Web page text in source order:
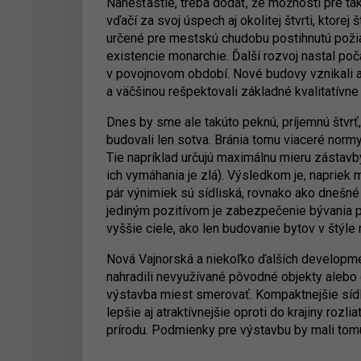
vďačí za svoj úspech aj okolitej štvrti, ktorej
určené pre mestskú chudobu postihnutú
existencie monarchie. Ďalší rozvoj nastal
v povojnovom období. Nové budovy
a väčšinou rešpektovali základné kvalitatívne
Dnes by sme ale takúto peknú, príjemnú
budovali len sotva. Bránia tomu viaceré
Tie napríklad určujú maximálnu mieru
ich vymáhania je zlá). Výsledkom je,
pár výnimiek sú sídliská, rovnako ako
jediným pozitívom je zabezpečenie bývania
vyššie ciele, ako len budovanie bytov v štýle
Nová Vajnorská a niekoľko ďalších
nahradili nevyužívané pôvodné objekty
výstavba miest smerovať. Kompaktnejšie
lepšie aj atraktívnejšie oproti do krajiny
prírodu. Podmienky pre výstavbu by mali